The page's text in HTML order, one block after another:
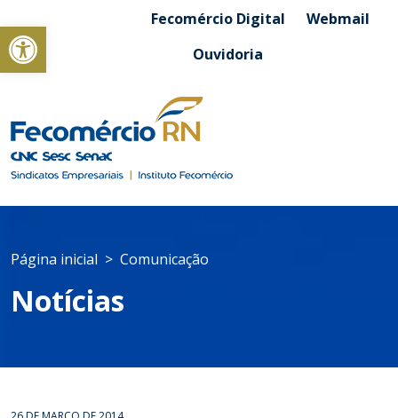
Abrir a barra de ferramentasFecomércio Digital
Webmail
Ouvidoria
Página inicial Comunicação
Notícias